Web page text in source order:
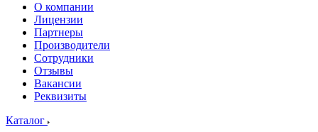
О компании
Лицензии
Партнеры
Производители
Сотрудники
Отзывы
Вакансии
Реквизиты
Каталог